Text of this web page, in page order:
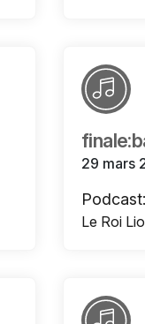
29 mars
Podcast:
Le Roi